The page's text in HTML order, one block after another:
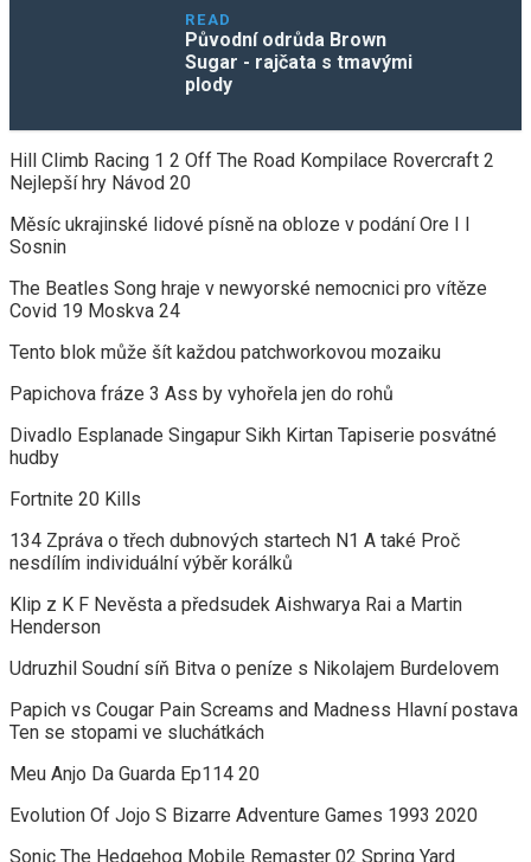
READ
Původní odrůda Brown
Sugar - rajčata s tmavými
plody
Hill Climb Racing 1 2 Off The Road Kompilace Rovercraft 2
Nejlepší hry Návod 20
Měsíc ukrajinské lidové písně na obloze v podání Ore I I
Sosnin
The Beatles Song hraje v newyorské nemocnici pro vítěze
Covid 19 Moskva 24
Tento blok může šít každou patchworkovou mozaiku
Papichova fráze 3 Ass by vyhořela jen do rohů
Divadlo Esplanade Singapur Sikh Kirtan Tapiserie posvátné
hudby
Fortnite 20 Kills
134 Zpráva o třech dubnových startech N1 A také Proč
nesdílím individuální výběr korálků
Klip z K F Nevěsta a předsudek Aishwarya Rai a Martin
Henderson
Udruzhil Soudní síň Bitva o peníze s Nikolajem Burdelovem
Papich vs Cougar Pain Screams and Madness Hlavní postava
Ten se stopami ve sluchátkách
Meu Anjo Da Guarda Ep114 20
Evolution Of Jojo S Bizarre Adventure Games 1993 2020
Sonic The Hedgehog Mobile Remaster 02 Spring Yard